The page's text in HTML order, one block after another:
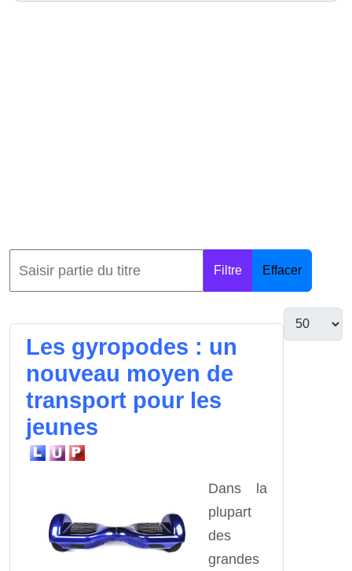
Filtre Effacer
Les gyropodes : un
nouveau moyen de
transport pour les
jeunes
Dans la
plupart
des
grandes